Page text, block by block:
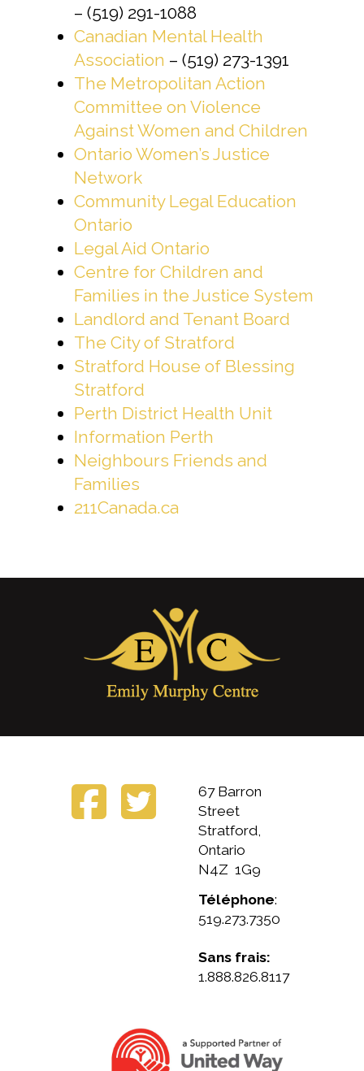
– (519) 291-1088
Canadian Mental Health
Association – (519) 273-1391
The Metropolitan Action
Committee on Violence
Against Women and Children
Ontario Women’s Justice
Network
Community Legal Education
Ontario
Legal Aid Ontario
Centre for Children and
Families in the Justice System
Landlord and Tenant Board
The City of Stratford
Stratford House of Blessing
Stratford
Perth District Health Unit
Information Perth
Neighbours Friends and
Families
211Canada.ca
67 Barron
Street
Stratford,
Ontario
N4Z 1G9
Téléphone:
519.273.7350
Sans frais:
1.888.826.8117